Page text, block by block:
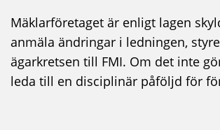
Mäklarföretaget är enligt lagen
anmäla ändringar i ledningen,
ägarkretsen till FMI. Om det inte
leda till en disciplinär påföljd för